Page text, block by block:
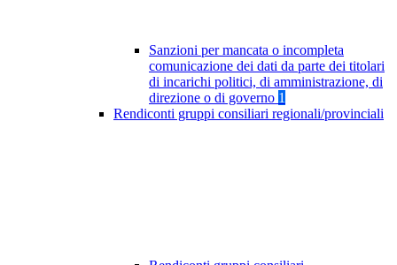
Sanzioni per mancata o incompleta
comunicazione dei dati da parte dei titolari
di incarichi politici, di amministrazione, di
direzione o di governo 1
Rendiconti gruppi consiliari regionali/provinciali